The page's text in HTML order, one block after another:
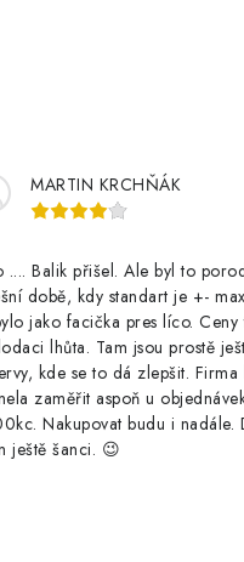
MARTIN KRCHŇÁK
.... Balik přišel. Ale byl to
době, kdy standart je +-
jako facička pres líco. Ceny
lhůta. Tam jsou prostě
kde se to dá zlepšit. Firma
zaměřit aspoň u
Nakupovat budu i nadále.
ještě šanci. 😉